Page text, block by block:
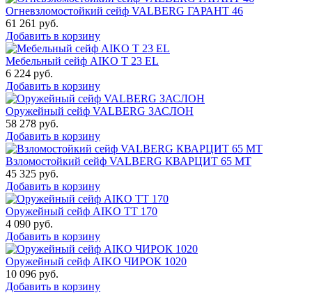
Огневзломостойкий сейф VALBERG ГАРАНТ 46
61 261 руб.
Добавить в корзину
Мебельный сейф AIKO Т 23 EL
6 224 руб.
Добавить в корзину
Оружейный сейф VALBERG ЗАСЛОН
58 278 руб.
Добавить в корзину
Взломостойкий сейф VALBERG КВАРЦИТ 65 МТ
45 325 руб.
Добавить в корзину
Оружейный сейф AIKO TT 170
4 090 руб.
Добавить в корзину
Оружейный сейф AIKO ЧИРОК 1020
10 096 руб.
Добавить в корзину